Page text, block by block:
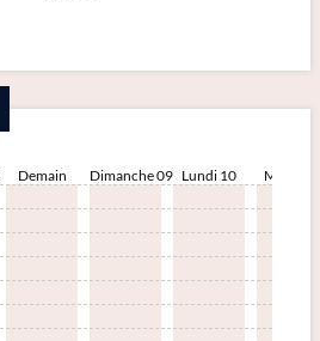
Demain Dimanche 09 Lundi 10 Mardi 11